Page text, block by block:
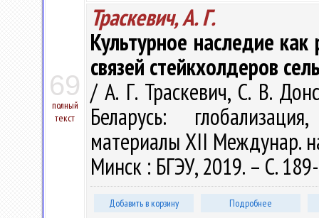
69
полный
текст
Траскевич, А. Г.
Культурное наследие
связей стейкхолдеров
/ А. Г. Траскевич, С. В.
Беларусь:
материалы XIІ Междунар.
Минск : БГЭУ, 2019. – С.
Добавить в корзину Подробнее